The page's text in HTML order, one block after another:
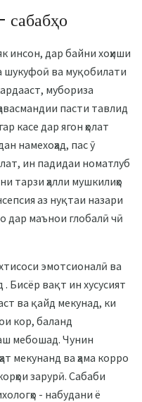
сабабҳо
инсон, дар байни хоҳиши
шукуфоӣ ва муқобилати
мубориза
пасти тавлид
касе дар ягон ҳолат
намехоҳад, пас ӯ
ин падидаи номатлуб
тарзи ҳалли мушкилиҳо
аз нуқтаи назари
дар маънои глобалӣ чӣ
эмотсионалӣ ва
Бисёр вақт ин хусусият
ва қайд мекунад, ки
кор, баланд
мебошад. Чунин
мекунанд ва ҳама корро
зарурӣ. Сабаби
- набудани ё